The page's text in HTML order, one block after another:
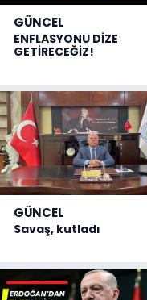
GÜNCEL
ENFLASYONU DİZE
GETİRECEĞİZ!
GÜNCEL
Savaş, kutladı